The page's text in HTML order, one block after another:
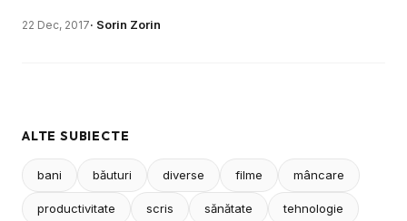
endocrinologiei …
22 Dec, 2017· Sorin Zorin
ALTE SUBIECTE
bani băuturi diverse filme mâncare
productivitate scris sănătate tehnologie